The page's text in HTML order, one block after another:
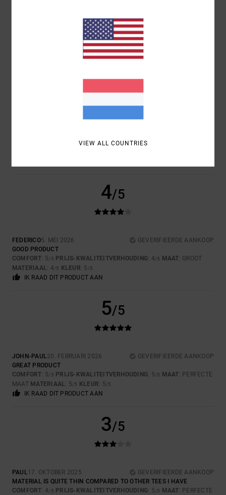
VERY NICE COLOUR AND STYLE.
PRIJS-KWALITEITVERHOUDING
KLEUR: 5/5
IK RAAD DIT PRODUCT AAN
5/5
PRIJS-KWALITEITVERHOUDING
4/5
FEDERICO5. MEI 2026
GEVERIFIEERDE AANKOOP
GOOD PRODUCT
COMFORT: 5/5 PRIJS-KWALITEITVERHOUDING: 4/5 MAAT: GROOT
MATERIAAL: 4/5 KLEUR: 5 /5
IK RAAD DIT PRODUCT AAN
5/5
JOHN-PAUL20. FEBRUARI 2026
GEVERIFIEERDE AANKOOP
GREAT PRODUCT
COMFORT: 5/5 PRIJS-KWALITEITVERHOUDING: 5/5 MAAT: PERFECTE
MAAT MATERIAAL: 5/5 KLEUR: 5/5
IK RAAD DIT PRODUCT AAN
3/5
PAUL17. OKTOBER 2025
GEVERIFIEERDE AANKOOP
MATERIAL IS QUITE THIN COMPARED TO OTHER TEES I HAVE
COMFORT: 4/5 PRIJS-KWALITEITVERHOUDING: 5/5 MAAT: PERFECTE
VIEW ALL COUNTRIES